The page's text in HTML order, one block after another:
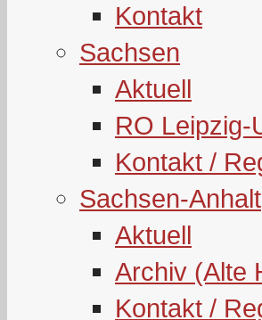
Kontakt
Sachsen
Aktuell
RO Leipzig-
Kontakt /
Sachsen-Anhalt
Aktuell
Archiv (Alte
Kontakt /